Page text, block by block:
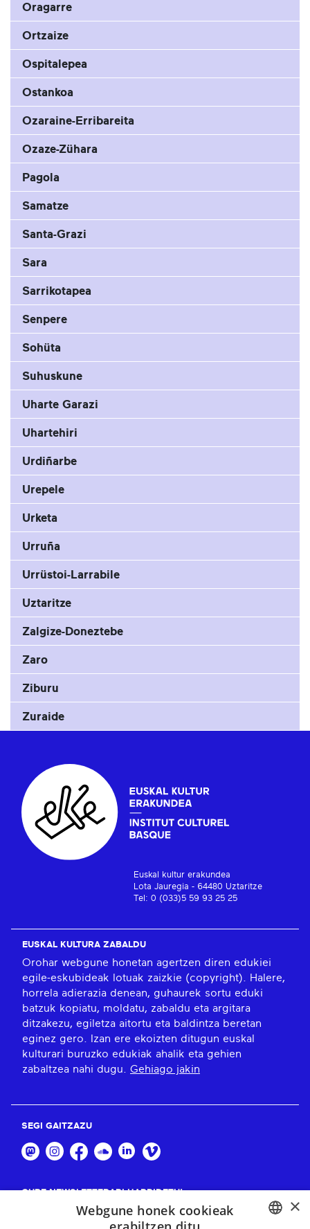
Oragarre
Ortzaize
Ospitalepea
Ostankoa
Ozaraine-Erribareita
Ozaze-Zühara
Pagola
Samatze
Santa-Grazi
Sara
Sarrikotapea
Senpere
Sohüta
Suhuskune
Uharte Garazi
Uhartehiri
Urdiñarbe
Urepele
Urketa
Urruña
Urrüstoi-Larrabile
Uztaritze
Zalgize-Doneztebe
Zaro
Ziburu
Zuraide
Euskal kultur erakundea
Lota Jauregia - 64480 Uztaritze
Tel: 0 (033)5 59 93 25 25
EUSKAL KULTURA ZABALDU
Orohar webgune honetan agertzen diren edukiei
egile-eskubideak lotuak zaizkie (copyright). Halere,
horrela adierazia denean, guhaurek sortu eduki
batzuk kopiatu, moldatu, zabaldu eta argitara
ditzakezu, egiletza aitortu eta baldintza beretan
eginez gero. Izan ere ekoizten ditugun euskal
kulturari buruzko edukiak ahalik eta gehien
zabaltzea nahi dugu. Gehiago jakin
SEGI GAITZAZU
GURE NEWSLETTERARI HARPIDETU!
×
Webgune honek cookieak